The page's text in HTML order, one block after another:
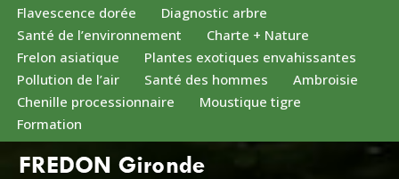
Flavescence dorée
Diagnostic arbre
Santé de l’environnement
Charte + Nature
Frelon asiatique
Plantes exotiques envahissantes
Pollution de l’air
Santé des hommes
Ambroisie
Chenille processionnaire
Moustique tigre
Formation